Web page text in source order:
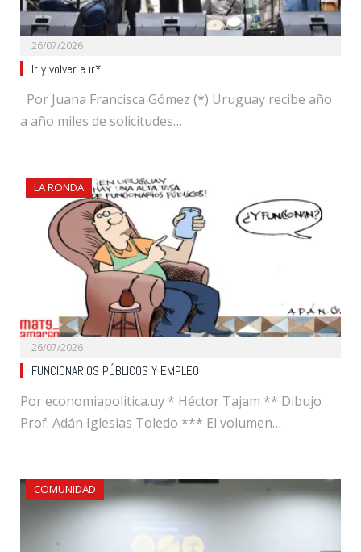
26/07/2026
Ir y volver e ir*
Por Juana Francisca Gómez (*) Uruguay recibe año
a año miles de solicitudes…
LA RONDA
26/07/2026
FUNCIONARIOS PÚBLICOS Y EMPLEO
Por economiapolitica.uy * Héctor Tajam ** Dibujo
Prof. Adán Iglesias Toledo *** El volumen…
COMUNIDAD